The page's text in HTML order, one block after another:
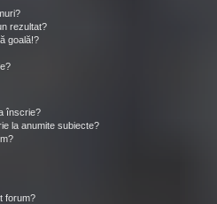
rezultat?
goală!?
înscrie?
la anumite subiecte?
forum?